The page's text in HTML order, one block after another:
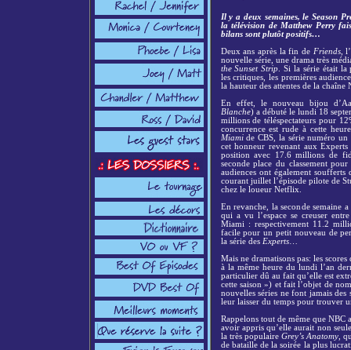
Il y a deux semaines, le Season
la télévision de Matthew Perry
bilans sont plutôt positifs…
Deux ans après la fin de Friends,
nouvelle série, une drama très
the Sunset Strip . Si la série était
les critiques, les premières
la hauteur des attentes de la chaîne
En effet, le nouveau bijou
Blanche) a débuté le lundi 18
millions de téléspectateurs pour
concurrence est rude à cette
Miamide CBS, la série numéro un
cet honneur revenant aux
position avec 17.6 millions de
seconde place du classement
audiences ont également
courant juillet l’épisode pilote de
chez le loueur Netflix.
En revanche, la seconde semaine
qui a vu l’espace se creuser
Miami : respectivement 11.2
facile pour un petit nouveau de
la série des Experts…
Mais ne dramatisons pas: les scores
à la même heure du lundi l’an
particulier dû au fait qu’elle est
cette saison ») et fait l’objet de
nouvelles séries ne font jamais
leur laisser du temps pour trouver
Rappelons tout de même que
avoir appris qu’elle aurait non
la très populaire Grey’s Anatomy,
de bataille de la soirée la plus